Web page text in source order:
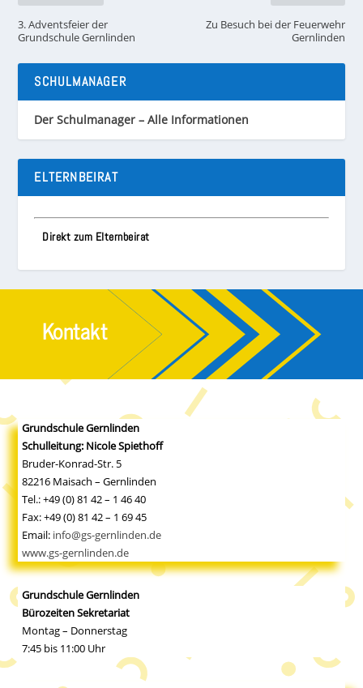
3. Adventsfeier der
Grundschule Gernlinden
Zu Besuch bei der Feuerwehr
Gernlinden
SCHULMANAGER
Der Schulmanager – Alle Informationen
ELTERNBEIRAT
Direkt zum Elternbeirat
Kontakt
Grundschule Gernlinden
Schulleitung: Nicole Spiethoff
Bruder-Konrad-Str. 5
82216 Maisach – Gernlinden
Tel.: +49 (0) 81 42 – 1 46 40
Fax: +49 (0) 81 42 – 1 69 45
Email: info@gs-gernlinden.de
www.gs-gernlinden.de
Grundschule Gernlinden
Bürozeiten Sekretariat
Montag – Donnerstag
7:45 bis 11:00 Uhr